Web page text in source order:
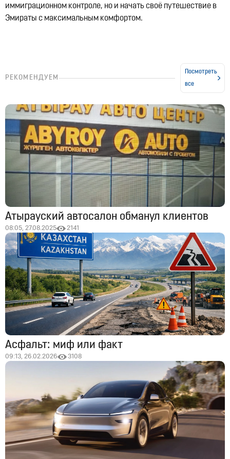
иммиграционном контроле, но и начать своё путешествие в
Эмираты с максимальным комфортом.
РЕКОМЕНДУЕМ
Посмотреть
все
Атырауский автосалон обманул клиентов
08:05, 27.08.2025 2141
Асфальт: миф или факт
09:13, 26.02.2026 3108